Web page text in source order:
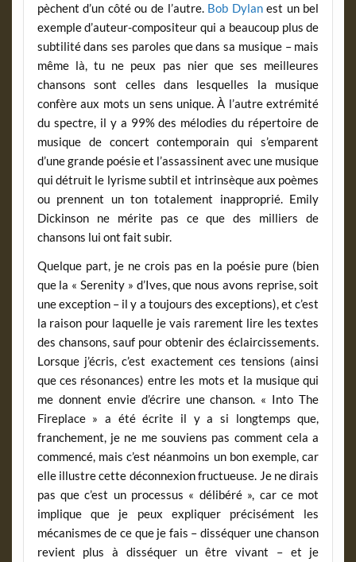
pèchent d’un côté ou de l’autre. Bob Dylanest un bel
exemple d’auteur-compositeur qui a beaucoup plus de
subtilité dans ses paroles que dans sa musique – mais
même là, tu ne peux pas nier que ses meilleures
chansons sont celles dans lesquelles la musique
confère aux mots un sens unique. À l’autre extrémité
du spectre, il y a 99% des mélodies du répertoire de
musique de concert contemporain qui s’emparent
d’une grande poésie et l’assassinent avec une musique
qui détruit le lyrisme subtil et intrinsèque aux poèmes
ou prennent un ton totalement inapproprié. Emily
Dickinson ne mérite pas ce que des milliers de
chansons lui ont fait subir.
Quelque part, je ne crois pas en la poésie pure (bien
que la « Serenity » d’Ives, que nous avons reprise, soit
une exception – il y a toujours des exceptions), et c’est
la raison pour laquelle je vais rarement lire les textes
des chansons, sauf pour obtenir des éclaircissements.
Lorsque j’écris, c’est exactement ces tensions (ainsi
que ces résonances) entre les mots et la musique qui
me donnent envie d’écrire une chanson. « Into The
Fireplace » a été écrite il y a si longtemps que,
franchement, je ne me souviens pas comment cela a
commencé, mais c’est néanmoins un bon exemple, car
elle illustre cette déconnexion fructueuse. Je ne dirais
pas que c’est un processus « délibéré », car ce mot
implique que je peux expliquer précisément les
mécanismes de ce que je fais – disséquer une chanson
revient plus à disséquer un être vivant – et je